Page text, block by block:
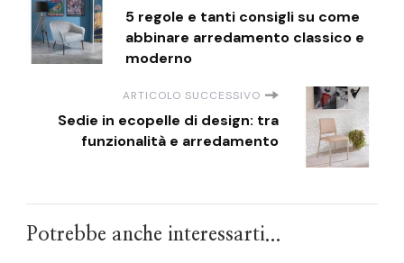
5 regole e tanti consigli su come
abbinare arredamento classico e
moderno
ARTICOLO SUCCESSIVO
Sedie in ecopelle di design: tra
funzionalità e arredamento
Potrebbe anche interessarti...